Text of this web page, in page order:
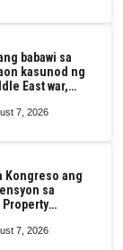
babawi sa
kasunod ng
East war,
7, 2026
Kongreso ang
sa
Property
Reform Act
7, 2026